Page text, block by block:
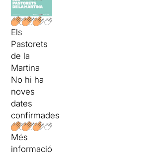
Els
Pastorets
de la
Martina
No hi ha
noves
dates
confirmades
Més
informació